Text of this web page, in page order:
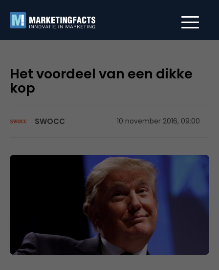
Het voordeel van een dikke
kop
SWOCC 10 november 2016, 09:00